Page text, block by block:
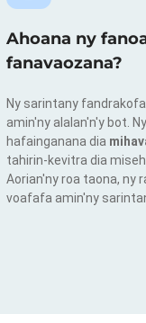
Ahoana ny
fanavaozana?
Ny sarintany
amin'ny alalan'n'y bot.
hafainganana dia
tahirin-kevitra dia
Aorian'ny roa taona, ny
voafafa amin'ny